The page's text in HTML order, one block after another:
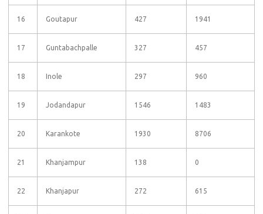
16 Goutapur 427 1941
17 Guntabachpalle 327 457
18 Inole 297 960
19 Jodandapur 1546 1483
20 Karankote 1930 8706
21 Khanjampur 138 0
22 Khanjapur 272 615